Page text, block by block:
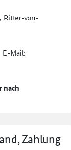
Ritter-von-
E-Mail:
nach
Zahlung